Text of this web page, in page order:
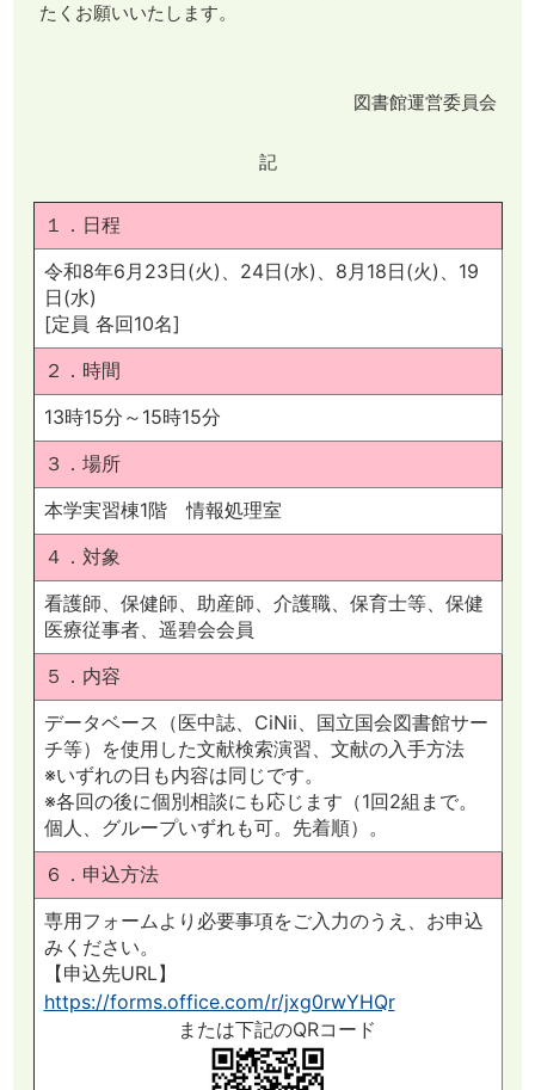
たくお願いいたします。
図書館運営委員会
記
１．日程
令和8年6月23日(火)、24日(水)、8月18日(火)、19
日(水)
[定員 各回10名]
２．時間
13時15分～15時15分
３．場所
本学実習棟1階 情報処理室
４．対象
看護師、保健師、助産師、介護職、保育士等、保健
医療従事者、遥碧会会員
５．内容
データベース（医中誌、CiNii、国立国会図書館サー
チ等）を使用した文献検索演習、文献の入手方法
※いずれの日も内容は同じです。
※各回の後に個別相談にも応じます（1回2組まで。
個人、グループいずれも可。先着順）。
６．申込方法
専用フォームより必要事項をご入力のうえ、お申込
みください。
【申込先URL】
https://forms.office.com/r/jxg0rwYHQr
または下記のQRコード